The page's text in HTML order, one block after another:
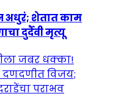
अधुरं; शेतात काम
दुर्दैवी मृत्यू